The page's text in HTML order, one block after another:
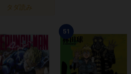
タダ読み
51